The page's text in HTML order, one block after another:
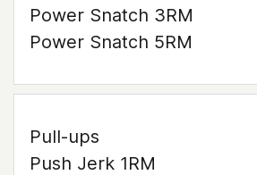
Power Snatch 3RM
Power Snatch 5RM
Pull-ups
Push Jerk 1RM